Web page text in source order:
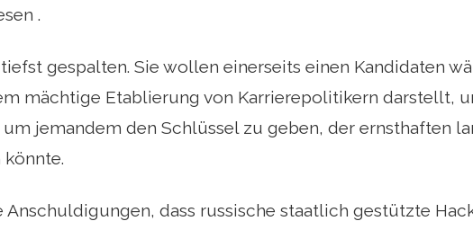
.
gespalten. Sie wollen einerseits einen Kandidaten
mächtige Etablierung von Karrierepolitikern darstellt,
jemandem den Schlüssel zu geben, der ernsthaften
Anschuldigungen, dass russische staatlich gestützte